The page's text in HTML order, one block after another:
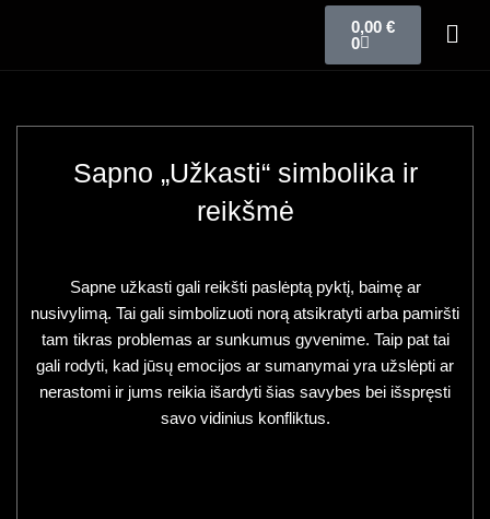
0,00 €
0
Sapno „Užkasti“ simbolika ir
reikšmė
Sapne užkasti gali reikšti paslėptą pyktį, baimę ar
nusivylimą. Tai gali simbolizuoti norą atsikratyti arba pamiršti
tam tikras problemas ar sunkumus gyvenime. Taip pat tai
gali rodyti, kad jūsų emocijos ar sumanymai yra užslėpti ar
nerastomi ir jums reikia išardyti šias savybes bei išspręsti
savo vidinius konfliktus.